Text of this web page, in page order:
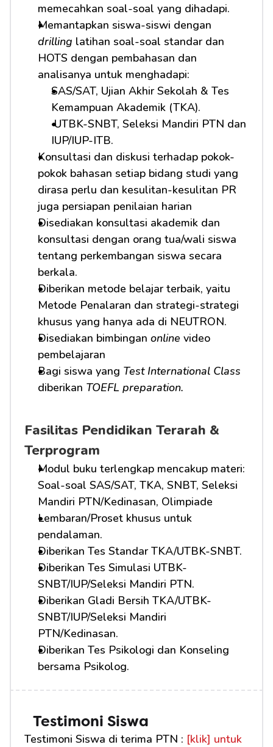
memecahkan soal-soal yang dihadapi.
drilling latihan soal-soal standar dan
HOTS dengan pembahasan dan
analisanya untuk menghadapi:
SAS/SAT, Ujian Akhir Sekolah & Tes
Kemampuan Akademik (TKA).
UTBK-SNBT, Seleksi Mandiri PTN dan
IUP/IUP-ITB.
Konsultasi dan diskusi terhadap pokok-
pokok bahasan setiap bidang studi yang
dirasa perlu dan kesulitan-kesulitan PR
juga persiapan penilaian harian
Disediakan konsultasi akademik dan
konsultasi dengan orang tua/wali siswa
tentang perkembangan siswa secara
berkala.
Diberikan metode belajar terbaik, yaitu
Metode Penalaran dan strategi-strategi
khusus yang hanya ada di NEUTRON.
Disediakan bimbingan online video
pembelajaran
Bagi siswa yang Test International Class
diberikan TOEFL preparation.
Fasilitas Pendidikan Terarah &
Terprogram
Modul buku terlengkap mencakup materi:
Soal-soal SAS/SAT, TKA, SNBT, Seleksi
Mandiri PTN/Kedinasan, Olimpiade
Lembaran/Proset khusus untuk
pendalaman.
Diberikan Tes Standar TKA/UTBK-SNBT.
Diberikan Tes Simulasi UTBK-
SNBT/IUP/Seleksi Mandiri PTN.
Diberikan Gladi Bersih TKA/UTBK-
SNBT/IUP/Seleksi Mandiri
PTN/Kedinasan.
Diberikan Tes Psikologi dan Konseling
bersama Psikolog.
Testimoni Siswa
Testimoni Siswa di terima PTN : [klik] untuk